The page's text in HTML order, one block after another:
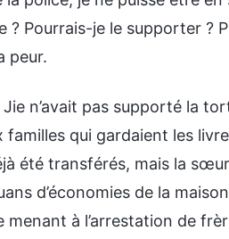
Pourrais-je le supporter ?
peur.
n’avait pas supporté la
qui gardaient les
été transférés, mais la
d’économies de la
à l’arrestation de